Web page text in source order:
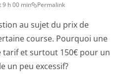
9 h 00 min Permalink
au sujet du prix de
course. Pourquoi une
tarif et surtout 150€ pour un
un peu excessif?